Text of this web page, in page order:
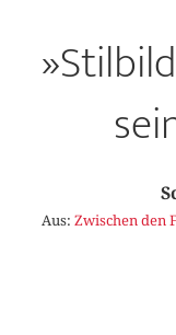
Aus: Zwischen den